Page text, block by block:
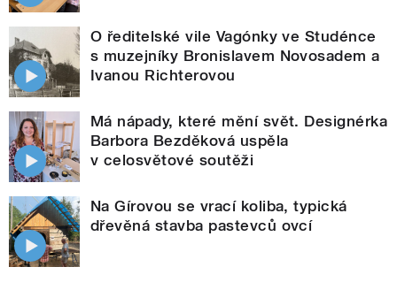
O ředitelské vile Vagónky ve Studénce
s muzejníky Bronislavem Novosadem a
Ivanou Richterovou
Má nápady, které mění svět. Designérka
Barbora Bezděková uspěla
v celosvětové soutěži
Na Gírovou se vrací koliba, typická
dřevěná stavba pastevců ovcí